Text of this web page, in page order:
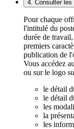
4. Consulter
Pour chaque
l'intitulé du
durée de
premiers
publication de
Vous accédez
ou sur le logo
le détail
le détail
les
la
les